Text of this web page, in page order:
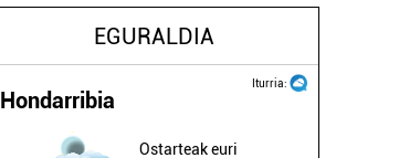
EGURALDIA
Iturria:
Hondarribia
Ostarteak euri